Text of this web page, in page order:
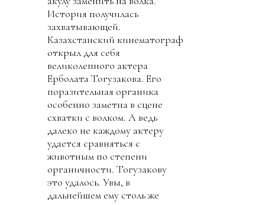
История получилась
захватывающей.
Казахстанский кинематограф
открыл для себя
великолепного актера
Ерболата Тогузакова. Его
поразительная органика
особенно заметна в сцене
схватки с волком. А ведь
далеко не каждому актеру
удается сравняться с
животным по степени
органичности. Тогузакову
это удалось. Увы, в
дальнейшем ему столь же